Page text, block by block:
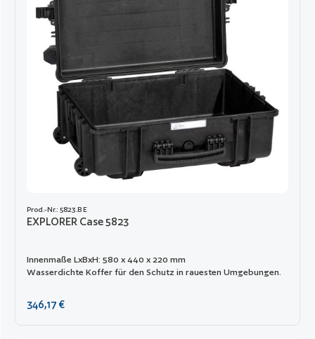
Prod.-Nr.: 5823.B E
EXPLORER Case 5823
Innenmaße LxBxH: 580 x 440 x 220 mm
Wasserdichte Koffer für den Schutz in rauesten Umgebungen.
Regulärer Preis:
346,17 €